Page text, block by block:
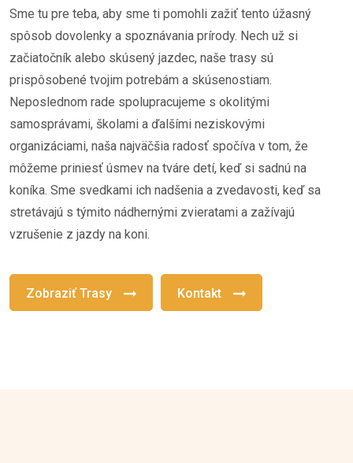
Sme tu pre teba, aby sme ti pomohli zažiť tento úžasný
spôsob dovolenky a spoznávania prírody. Nech už si
začiatočník alebo skúsený jazdec, naše trasy sú
prispôsobené tvojim potrebám a skúsenostiam.
Neposlednom rade spolupracujeme s okolitými
samosprávami, školami a ďalšími neziskovými
organizáciami, naša najväčšia radosť spočíva v tom, že
môžeme priniesť úsmev na tváre detí, keď si sadnú na
koníka. Sme svedkami ich nadšenia a zvedavosti, keď sa
stretávajú s týmito nádhernými zvieratami a zažívajú
vzrušenie z jazdy na koni.
Zobraziť Trasy Kontakt